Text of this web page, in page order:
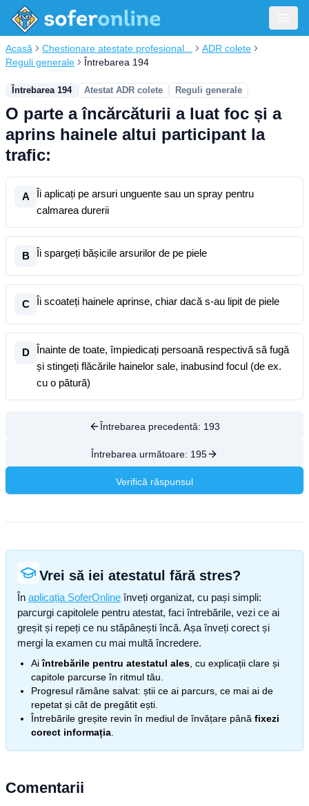
Acasă Chestionare atestate profesional...
ADR colete
Reguli generale
Întrebarea 194
Întrebarea 194 Atestat ADR colete Reguli generale
O parte a încărcăturii a luat foc și a
aprins hainele altui participant la
trafic:
A
Îi aplicați pe arsuri unguente sau un spray pentru
calmarea durerii
B Îi spargeți bășicile arsurilor de pe piele
C Îi scoateți hainele aprinse, chiar dacă s-au lipit de piele
D
Înainte de toate, împiedicați persoană respectivă să fugă
și stingeți flăcările hainelor sale, inabusind focul (de ex.
cu o pătură)
Întrebarea precedentă: 193
Întrebarea următoare: 195
Verifică răspunsul
Vrei să iei atestatul fără stres?
În aplicația SoferOnline înveți organizat, cu pași simpli:
parcurgi capitolele pentru atestat, faci întrebările, vezi ce ai
greșit și repeți ce nu stăpânești încă. Așa înveți corect și
mergi la examen cu mai multă încredere.
Aiîntrebările pentru atestatul ales , cu explicații clare și
capitole parcurse în ritmul tău.
Progresul rămâne salvat: știi ce ai parcurs, ce mai ai de
repetat și cât de pregătit ești.
Întrebările greșite revin în mediul de învățare până fixezi
corect informația
Comentarii